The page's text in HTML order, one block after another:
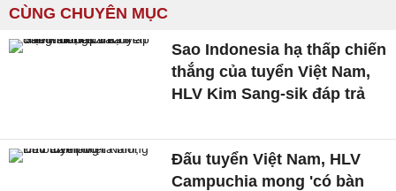
CÙNG CHUYÊN MỤC
Sao Indonesia hạ thấp chiến
thắng của tuyển Việt Nam,
HLV Kim Sang-sik đáp trả
Đấu tuyển Việt Nam, HLV
Campuchia mong 'có bàn